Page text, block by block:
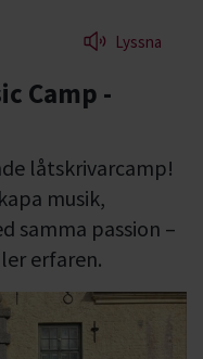
Lyssna
Camp -
låtskrivarcamp!
musik,
samma passion –
erfaren.